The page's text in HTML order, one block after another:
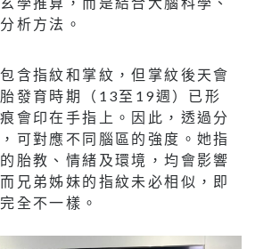
析方法。
含指紋和掌紋，但掌紋後天會
發育時期（13至19週）已形
會印在手指上。因此，透過分
可對應不同腦區的強度。她指
胎教、情緒及環境，均會影響
兄弟姊妹的指紋未必相似，即
全不一樣。